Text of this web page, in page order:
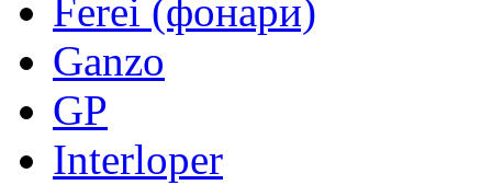
Ferei (фонари)
Ganzo
GP
Interloper